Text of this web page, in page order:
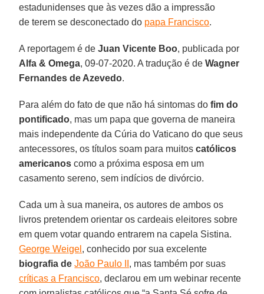
estadunidenses que às vezes dão a impressão
de terem se desconectado do papa Francisco.
A reportagem é deJuan Vicente Boo, publicada por
Alfa & Omega, 09-07-2020. A tradução é deWagner
Fernandes de Azevedo.
Para além do fato de que não há sintomas dofim do
pontificado, mas um papa que governa de maneira
mais independente da Cúria do Vaticano do que seus
antecessores, os títulos soam para muitoscatólicos
americanos como a próxima esposa em um
casamento sereno, sem indícios de divórcio.
Cada um à sua maneira, os autores de ambos os
livros pretendem orientar os cardeais eleitores sobre
em quem votar quando entrarem na capela Sistina.
George Weigel , conhecido por sua excelente
biografia deJoão Paulo II , mas também por suas
críticas a Francisco, declarou em um webinar recente